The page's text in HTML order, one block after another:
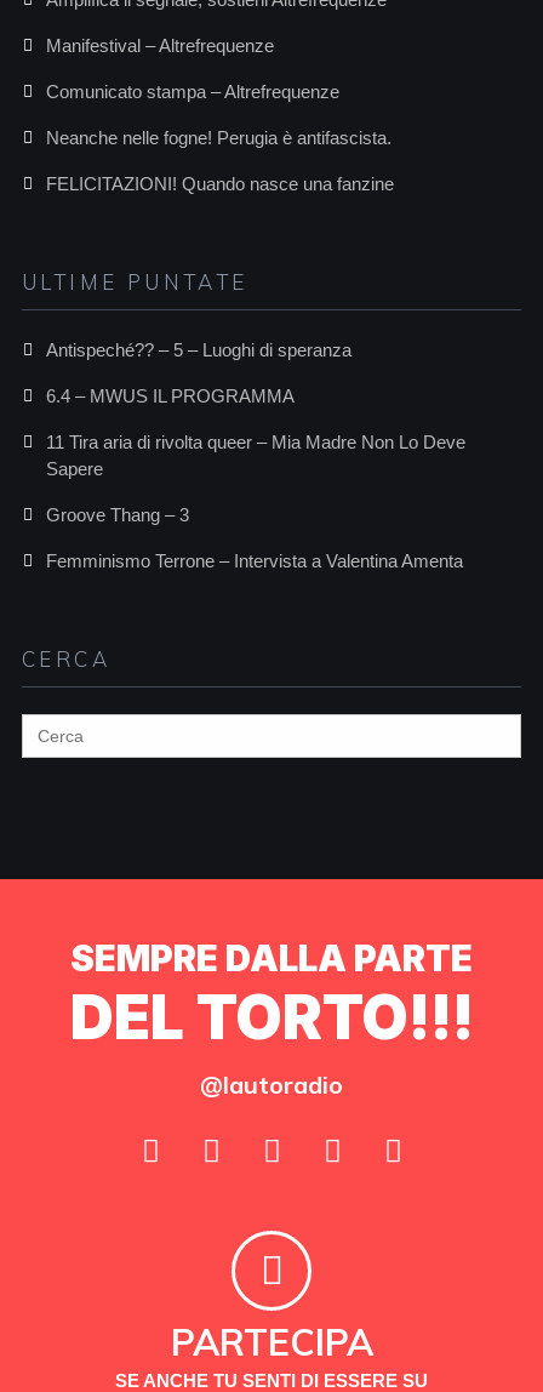
Manifestival – Altrefrequenze
Comunicato stampa – Altrefrequenze
Neanche nelle fogne! Perugia è antifascista.
FELICITAZIONI! Quando nasce una fanzine
ULTIME PUNTATE
Antispeché?? – 5 – Luoghi di speranza
6.4 – MWUS IL PROGRAMMA
11 Tira aria di rivolta queer – Mia Madre Non Lo Deve
Sapere
Groove Thang – 3
Femminismo Terrone – Intervista a Valentina Amenta
CERCA
Search
for:
SEMPRE DALLA PARTE
DEL TORTO!!!
@lautoradio
PARTECIPA
SE ANCHE TU SENTI DI ESSERE SU